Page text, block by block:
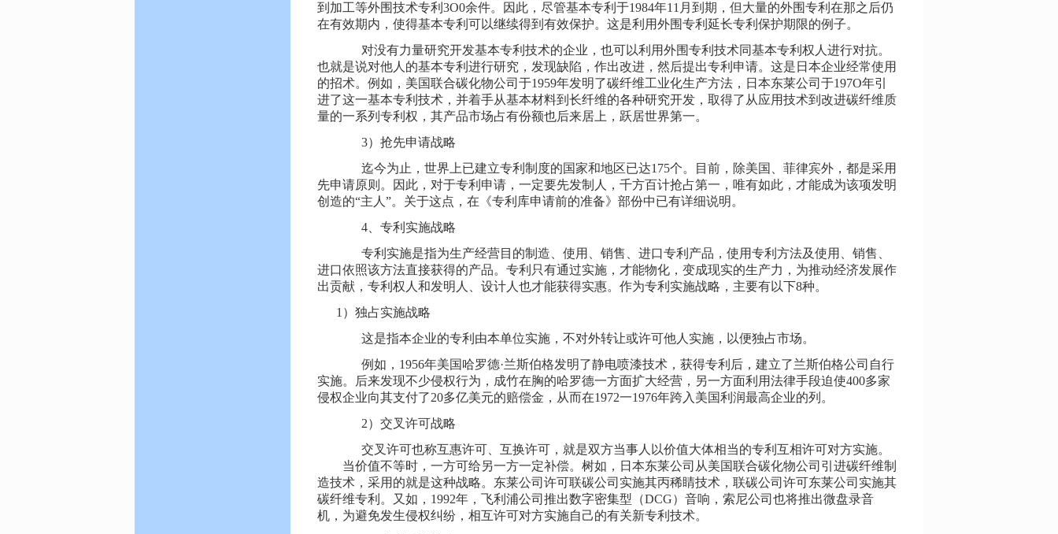
到加工等外围技术专利3O0余件。因此，尽管基本专利于1984年11月到期，但大量的外围专利在那之后仍
在有效期内，使得基本专利可以继续得到有效保护。这是利用外围专利延长专利保护期限的例子。
对没有力量研究开发基本专利技术的企业，也可以利用外围专利技术同基本专利权人进行对抗。
也就是说对他人的基本专利进行研究，发现缺陷，作出改进，然后提出专利申请。这是日本企业经常使用
的招术。例如，美国联合碳化物公司于1959年发明了碳纤维工业化生产方法，日本东莱公司于197O年引
进了这一基本专利技术，并着手从基本材料到长纤维的各种研究开发，取得了从应用技术到改进碳纤维质
量的一系列专利权，其产品市场占有份额也后来居上，跃居世界第一。
3）抢先申请战略
迄今为止，世界上已建立专利制度的国家和地区已达175个。目前，除美国、菲律宾外，都是采用
先申请原则。因此，对于专利申请，一定要先发制人，千方百计抢占第一，唯有如此，才能成为该项发明
创造的“主人”。关于这点，在《专利库申请前的准备》部份中已有详细说明。
4、专利实施战略
专利实施是指为生产经营目的制造、使用、销售、进口专利产品，使用专利方法及使用、销售、
进口依照该方法直接获得的产品。专利只有通过实施，才能物化，变成现实的生产力，为推动经济发展作
出贡献，专利权人和发明人、设计人也才能获得实惠。作为专利实施战略，主要有以下8种。
1）独占实施战略
这是指本企业的专利由本单位实施，不对外转让或许可他人实施，以便独占市场。
例如，1956年美国哈罗德·兰斯伯格发明了静电喷漆技术，获得专利后，建立了兰斯伯格公司自行
实施。后来发现不少侵权行为，成竹在胸的哈罗德一方面扩大经营，另一方面利用法律手段迫使400多家
侵权企业向其支付了20多亿美元的赔偿金，从而在1972一1976年跨入美国利润最高企业的列。
2）交叉许可战略
交叉许可也称互惠许可、互换许可，就是双方当事人以价值大体相当的专利互相许可对方实施。
当价值不等时，一方可给另一方一定补偿。树如，日本东莱公司从美国联合碳化物公司引进碳纤维制
造技术，采用的就是这种战略。东莱公司许可联碳公司实施其丙稀睛技术，联碳公司许可东莱公司实施其
碳纤维专利。又如，1992年，飞利浦公司推出数字密集型（DCG）音响，索尼公司也将推出微盘录音
机，为避免发生侵权纠纷，相互许可对方实施自己的有关新专利技术。